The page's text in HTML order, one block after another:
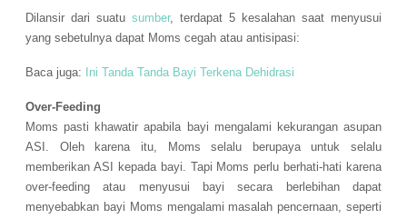
Dilansir dari suatu sumber, terdapat 5 kesalahan saat menyusui
yang sebetulnya dapat Moms cegah atau antisipasi:
Baca juga: Ini Tanda Tanda Bayi Terkena Dehidrasi
Over-Feeding
Moms pasti khawatir apabila bayi mengalami kekurangan asupan
ASI. Oleh karena itu, Moms selalu berupaya untuk selalu
memberikan ASI kepada bayi. Tapi Moms perlu berhati-hati karena
over-feeding atau menyusui bayi secara berlebihan dapat
menyebabkan bayi Moms mengalami masalah pencernaan, seperti